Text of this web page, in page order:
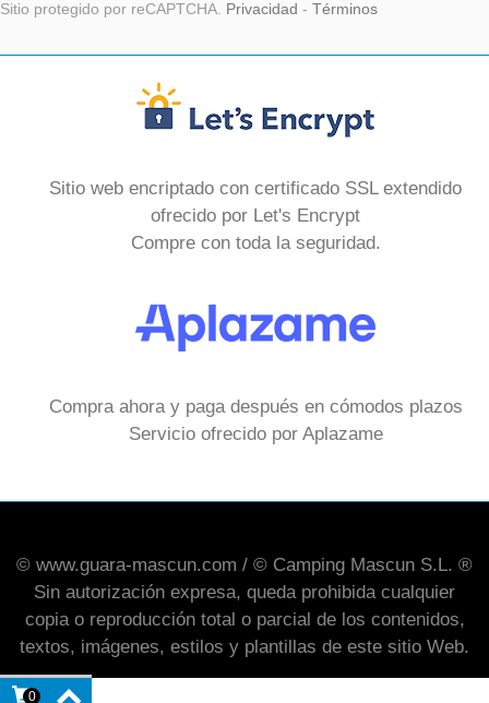
Sitio protegido por reCAPTCHA. Privacidad - Términos
Sitio web encriptado con certificado SSL extendido
ofrecido por Let's Encrypt
Compre con toda la seguridad.
Compra ahora y paga después en cómodos plazos
Servicio ofrecido por Aplazame
© www.guara-mascun.com / © Camping Mascun S.L. ®
Sin autorización expresa, queda prohibida cualquier
copia o reproducción total o parcial de los contenidos,
textos, imágenes, estilos y plantillas de este sitio Web.
0